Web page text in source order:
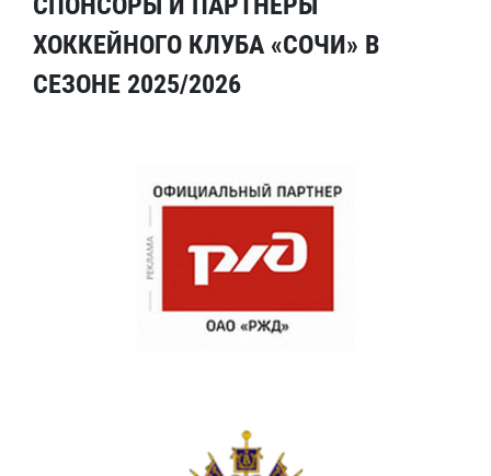
ХОККЕЙНОГО КЛУБА «СОЧИ» В
СЕЗОНЕ 2025/2026